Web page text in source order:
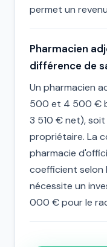
permet un
Pharmacien
différence de
Un pharmacien
500 et 4 500 €
3 510 € net),
propriétaire. La
pharmacie
coefficient selon
nécessite un
000 € pour le